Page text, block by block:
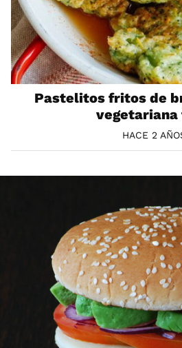
Pastelitos fritos de
HACE 2